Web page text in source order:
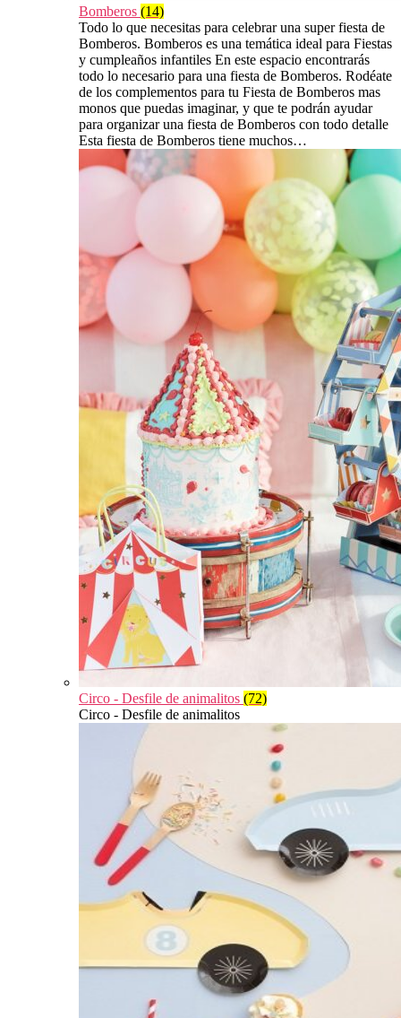
Bomberos (14)
Todo lo que necesitas para celebrar una super fiesta de
Bomberos. Bomberos es una temática ideal para Fiestas
y cumpleaños infantiles En este espacio encontrarás
todo lo necesario para una fiesta de Bomberos. Rodéate
de los complementos para tu Fiesta de Bomberos mas
monos que puedas imaginar, y que te podrán ayudar
para organizar una fiesta de Bomberos con todo detalle
Esta fiesta de Bomberos tiene muchos…
Circo - Desfile de animalitos (72)
Circo - Desfile de animalitos